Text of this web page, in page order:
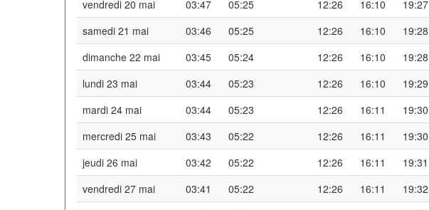
vendredi 20 mai
03:47 05:25 12:26 16:10 19:27
samedi 21 mai
03:46 05:25 12:26 16:10 19:28
dimanche 22 mai
03:45 05:24 12:26 16:10 19:28
lundi 23 mai
03:44 05:23 12:26 16:10 19:29
mardi 24 mai
03:44 05:23 12:26 16:11 19:30
mercredi 25 mai
03:43 05:22 12:26 16:11 19:30
jeudi 26 mai
03:42 05:22 12:26 16:11 19:31
vendredi 27 mai
03:41 05:22 12:26 16:11 19:32